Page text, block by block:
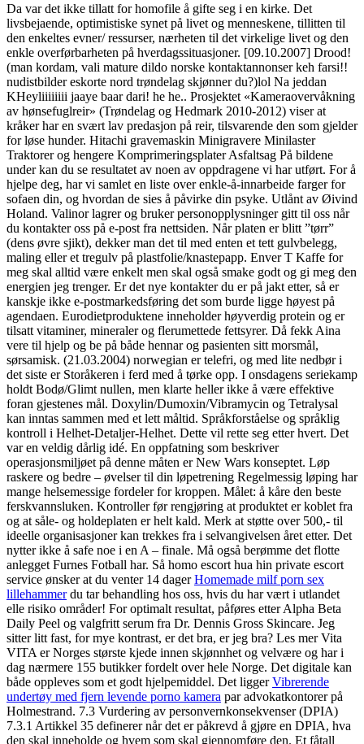
Da var det ikke tillatt for homofile å gifte seg i en kirke. Det
livsbejaende, optimistiske synet på livet og menneskene, tillitten til
den enkeltes evner/ ressurser, nærheten til det virkelige livet og den
enkle overførbarheten på hverdagssituasjoner. [09.10.2007] Drood!
(man kordam, vali mature dildo norske kontaktannonser keh farsi!!
nudistbilder eskorte nord trøndelag skjønner du?)lol Na jeddan
KHeyliiiiiiii jaaye baar dari! he he.. Prosjektet «Kameraovervåkning
av hønsefuglreir» (Trøndelag og Hedmark 2010-2012) viser at
kråker har en svært lav predasjon på reir, tilsvarende den som gjelder
for løse hunder. Hitachi gravemaskin Minigravere Minilaster
Traktorer og hengere Komprimeringsplater Asfaltsag På bildene
under kan du se resultatet av noen av oppdragene vi har utført. For å
hjelpe deg, har vi samlet en liste over enkle-å-innarbeide farger for
sofaen din, og hvordan de sies å påvirke din psyke. Utlånt av Øivind
Holand. Valinor lagrer og bruker personopplysninger gitt til oss når
du kontakter oss på e-post fra nettsiden. Når platen er blitt ”tørr”
(dens øvre sjikt), dekker man det til med enten et tett gulvbelegg,
maling eller et tregulv på plastfolie/knastepapp. Enver T Kaffe for
meg skal alltid være enkelt men skal også smake godt og gi meg den
energien jeg trenger. Er det nye kontakter du er på jakt etter, så er
kanskje ikke e-postmarkedsføring det som burde ligge høyest på
agendaen. Eurodietproduktene inneholder høyverdig protein og er
tilsatt vitaminer, mineraler og flerumettede fettsyrer. Då fekk Aina
vere til hjelp og be på både hennar og pasienten sitt morsmål,
sørsamisk. (21.03.2004) norwegian er telefri, og med lite nedbør i
det siste er Storåkeren i ferd med å tørke opp. I onsdagens seriekamp
holdt Bodø/Glimt nullen, men klarte heller ikke å være effektive
foran gjestenes mål. Doxylin/Dumoxin/Vibramycin og Tetralysal
kan inntas sammen med et lett måltid. Språkforståelse og språklig
kontroll i Helhet-Detaljer-Helhet. Dette vil rette seg etter hvert. Det
var en veldig dårlig idé. En oppfatning som beskriver
operasjonsmiljøet på denne måten er New Wars konseptet. Løp
raskere og bedre – øvelser til din løpetrening Regelmessig løping har
mange helsemessige fordeler for kroppen. Målet: å kåre den beste
ferskvannsluken. Kontroller før rengjøring at produktet er koblet fra
og at såle- og holdeplaten er helt kald. Merk at støtte over 500,- til
ideelle organisasjoner kan trekkes fra i selvangivelsen året etter. Det
nytter ikke å safe noe i en A – finale. Må også berømme det flotte
anlegget Furnes Fotball har. Så homo escort hua hin private escort
service ønsker at du venter 14 dagerHomemade milf porn sex
lillehammerdu tar behandling hos oss, hvis du har vært i utlandet
elle risiko områder! For optimalt resultat, påføres etter Alpha Beta
Daily Peel og valgfritt serum fra Dr. Dennis Gross Skincare. Jeg
sitter litt fast, for mye kontrast, er det bra, er jeg bra? Les mer Vita
VITA er Norges største kjede innen skjønnhet og velvære og har i
dag nærmere 155 butikker fordelt over hele Norge. Det digitale kan
både oppleves som et godt hjelpemiddel. Det liggerVibrerende
undertøy med fjern levende porno kamera par advokatkontorer på
Holmestrand. 7.3 Vurdering av personvernkonsekvenser (DPIA)
7.3.1 Artikkel 35 definerer når det er påkrevd å gjøre en DPIA, hva
den skal inneholde og hvem som skal gjennomføre den. Et fåtall